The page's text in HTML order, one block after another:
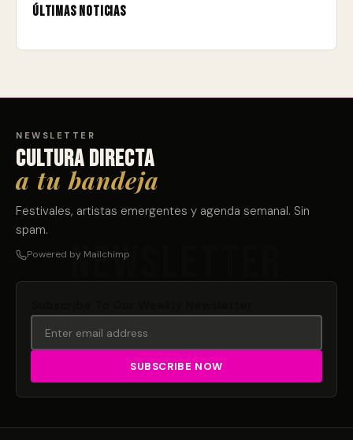
Últimas noticias
NEWSLETTER
Cultura directa
a tu bandeja
Festivales, artistas emergentes y agenda semanal. Sin
spam.
Powered by Mailchimp